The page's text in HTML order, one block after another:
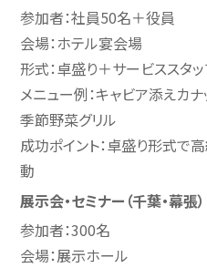
参加者：社員50名＋役員
会場：ホテル宴会場
形式：卓盛り＋サービススタ
メニュー例：キャビア添えカナ
季節野菜グリル
成功ポイント：卓盛り形式で
動
展示会・セミナー（千葉・幕張）
参加者：300名
会場：展示ホール